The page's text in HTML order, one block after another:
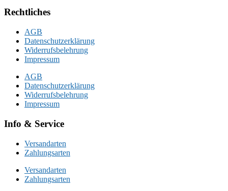
Rechtliches
AGB
Datenschutzerklärung
Widerrufsbelehrung
Impressum
AGB
Datenschutzerklärung
Widerrufsbelehrung
Impressum
Info & Service
Versandarten
Zahlungsarten
Versandarten
Zahlungsarten